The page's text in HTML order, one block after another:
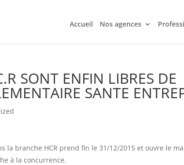
Accueil Nos agences
SONT ENFIN LIBRES DE
SANTE
la branche HCR prend fin le 31/12/2015 et ouvre le
à la concurrence.